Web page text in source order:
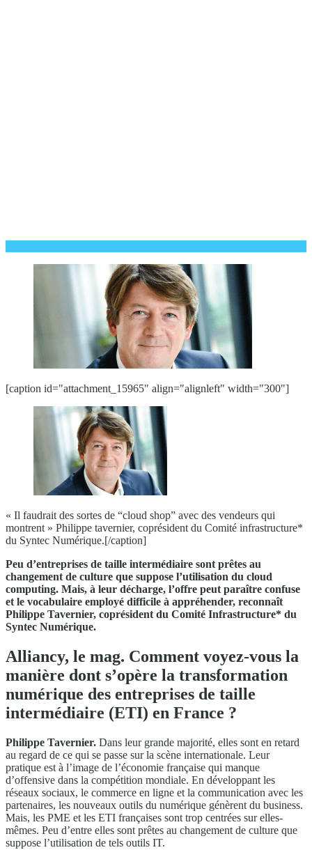
[caption id="attachment_15965" align="alignleft" width="300"]
« Il faudrait des sortes de “cloud shop” avec des vendeurs qui
montrent » Philippe tavernier, coprésident du Comité infrastructure*
du Syntec Numérique.[/caption]
Peu d’entreprises de taille intermédiaire sont prêtes au
changement de culture que suppose l’utilisation du cloud
computing. Mais, à leur décharge, l’offre peut paraître confuse
et le vocabulaire employé difficile à appréhender, reconnaît
Philippe Tavernier, coprésident du Comité Infrastructure* du
Syntec Numérique.
Alliancy, le mag. Comment voyez-vous la
manière dont s’opère la transformation
numérique des entreprises de taille
intermédiaire (ETI) en France ?
Philippe Tavernier. Dans leur grande majorité, elles sont en retard
au regard de ce qui se passe sur la scène internationale. Leur
pratique est à l’image de l’économie française qui manque
d’offensive dans la compétition mondiale. En développant les
réseaux sociaux, le commerce en ligne et la communication avec les
partenaires, les nouveaux outils du numérique génèrent du business.
Mais, les PME et les ETI françaises sont trop centrées sur elles-
mêmes. Peu d’entre elles sont prêtes au changement de culture que
suppose l’utilisation de tels outils IT.